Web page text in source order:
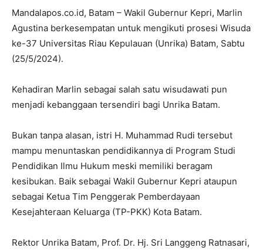
Mandalapos.co.id, Batam – Wakil Gubernur Kepri, Marlin
Agustina berkesempatan untuk mengikuti prosesi Wisuda
ke-37 Universitas Riau Kepulauan (Unrika) Batam, Sabtu
(25/5/2024).
Kehadiran Marlin sebagai salah satu wisudawati pun
menjadi kebanggaan tersendiri bagi Unrika Batam.
Bukan tanpa alasan, istri H. Muhammad Rudi tersebut
mampu menuntaskan pendidikannya di Program Studi
Pendidikan Ilmu Hukum meski memiliki beragam
kesibukan. Baik sebagai Wakil Gubernur Kepri ataupun
sebagai Ketua Tim Penggerak Pemberdayaan
Kesejahteraan Keluarga (TP-PKK) Kota Batam.
Rektor Unrika Batam, Prof. Dr. Hj. Sri Langgeng Ratnasari,